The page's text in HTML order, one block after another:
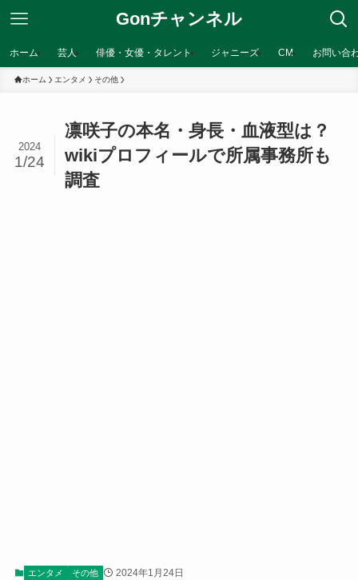
Gonチャンネル
ホーム 芸人 俳優・女優・タレント ジャニーズ CM お問い合
ホーム エンタメ その他
凛咲子の本名・身長・血液型は？
wikiプロフィールで所属事務所も
調査
2024
1/24
エンタメ その他 2024年1月24日